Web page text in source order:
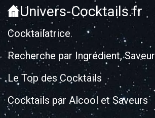
Univers-Cocktails.fr
Cocktailatrice
Recherche par Ingrédient, Saveur
Le Top des Cocktails
Cocktails par Alcool et Saveurs